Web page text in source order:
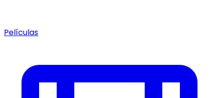
Películas